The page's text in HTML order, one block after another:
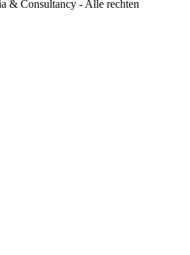
& Consultancy - Alle rechten